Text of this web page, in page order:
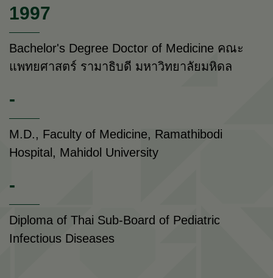
1997
Bachelor's Degree Doctor of Medicine คณะ
แพทยศาสตร์ รามาธิบดี มหาวิทยาลัยมหิดล
-
M.D., Faculty of Medicine, Ramathibodi
Hospital, Mahidol University
-
Diploma of Thai Sub-Board of Pediatric
Infectious Diseases